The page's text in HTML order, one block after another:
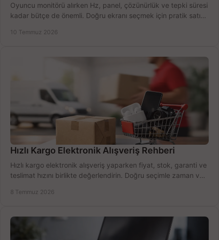
Oyuncu monitörü alırken Hz, panel, çözünürlük ve tepki süresi
kadar bütçe de önemli. Doğru ekranı seçmek için pratik satın
10 Temmuz 2026
Hızlı Kargo Elektronik Alışveriş Rehberi
Hızlı kargo elektronik alışveriş yaparken fiyat, stok, garanti ve
teslimat hızını birlikte değerlendirin. Doğru seçimle zaman ve
8 Temmuz 2026